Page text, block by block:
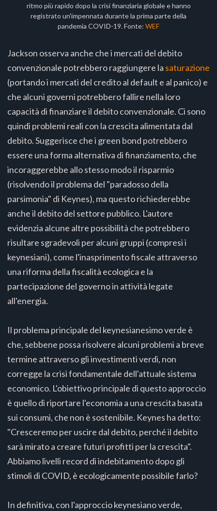
ritmo più rapido dopo la crisi finanziaria globale e hanno
registrato un'impennata durante la prima parte della
pandemia COVID-19. Fonte: WEF
Jackson osserva anche che i mercati del debito
convenzionale potrebbero raggiungere la saturazione
(portando i mercati del credito al default e al panico) e
che alcuni governi potrebbero fallire nella loro
capacità di finanziare il debito convenzionale. Ci sono
quindi problemi reali con la crescita alimentata dal
debito. Suggerisce che i green bond potrebbero
essere una forma alternativa di finanziamento, che
incoraggerebbe allo stesso modo il risparmio
(risolvendo il problema del "paradosso della
parsimonia" di Keynes), ma questo richiederebbe
anche il debito del settore pubblico. L'autore
evidenzia alcune altre possibilità che potrebbero
risultare sgradevoli per alcuni gruppi (compresi i
keynesiani), come l'inasprimento fiscale attraverso
una riforma della fiscalità ecologica e la
partecipazione del governo in attività legate
all'energia.
Il problema principale del keynesianesimo verde è
che, sebbene possa risolvere alcuni problemi a breve
termine attraverso gli investimenti verdi, non
corregge la crisi fondamentale dell'attuale sistema
economico. L'obiettivo principale di questo approccio
è quello di riportare l'economia a una crescita basata
sui consumi, che non è sostenibile. Keynes ha detto:
"Cresceremo per uscire dal debito, perché il debito
sarà mirato a creare futuri profitti per la crescita".
Abbiamo livelli record di indebitamento dopo gli
stimoli di COVID, è ecologicamente possibile farlo?
In definitiva, con l'approccio keynesiano verde,